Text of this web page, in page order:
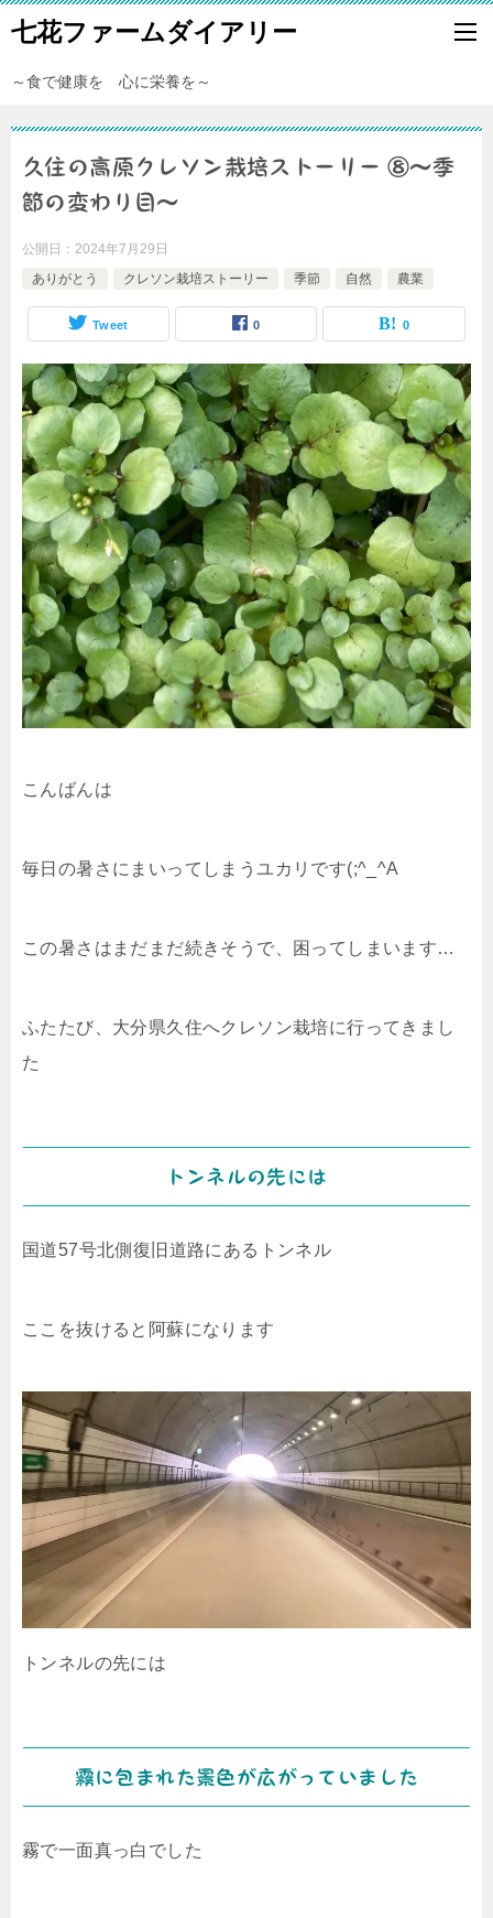
七花ファームダイアリー
～食で健康を 心に栄養を～
久住の高原クレソン栽培ストーリー ⑧～季
節の変わり目～
公開日： 2024年7月29日
ありがとう
クレソン栽培ストーリー 季節 自然 農業
Tweet 0 0
こんばんは
毎日の暑さにまいってしまうユカリです(;^_^A
この暑さはまだまだ続きそうで、困ってしまいます…
ふたたび、大分県久住へクレソン栽培に行ってきまし
た
トンネルの先には
国道57号北側復旧道路にあるトンネル
ここを抜けると阿蘇になります
トンネルの先には
霧に包まれた景色が広がっていました
霧で一面真っ白でした